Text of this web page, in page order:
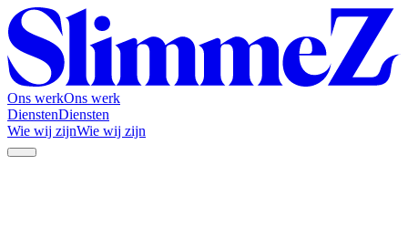
Ons werkOns werk
DienstenDiensten
Wie wij zijnWie wij zijn